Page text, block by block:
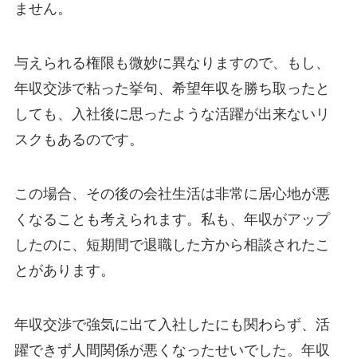
ません。
与えられる権限も微妙に異なりますので、もし、
年収交渉で粘った挙句、希望年収を勝ち取ったと
しても、入社後に思ったような活躍が出来ないリ
スクもあるのです。
この場合、その後の会社生活は非常に居心地が悪
くなることも考えられます。私も、年収がアップ
したのに、短期間で退職した方から相談されたこ
とがあります。
年収交渉で強気に出て入社したにも関わらず、活
躍できず人間関係が悪くなったせいでした。年収